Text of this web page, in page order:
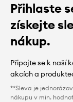
Přihlaste
získejte
nákup.
Připojte se k naší
akcích a
**Sleva je
nákupu v min.